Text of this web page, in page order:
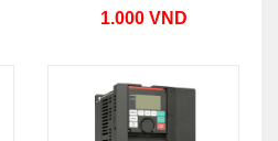
1.000 VND